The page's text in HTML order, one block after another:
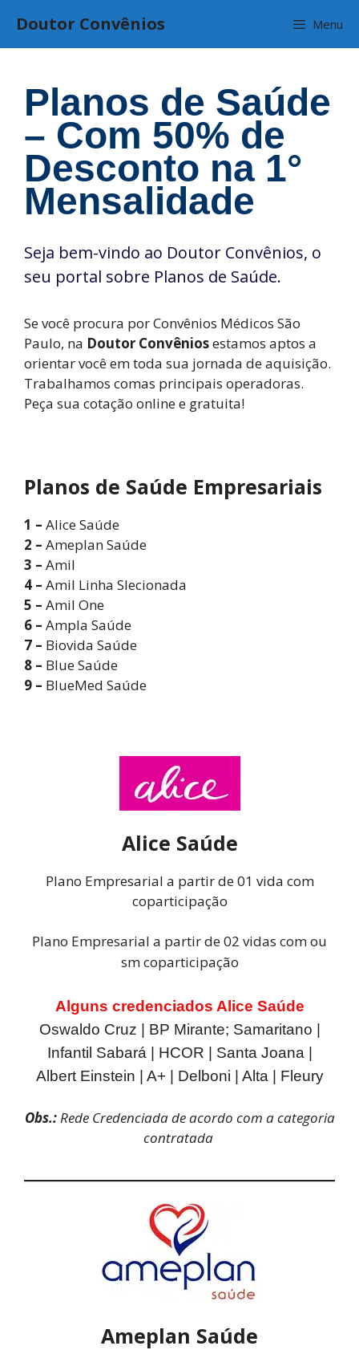
para
o
Doutor Convênios Menu
Planos de Saúde
– Com 50% de
Desconto na 1°
Mensalidade
Seja bem-vindo ao Doutor Convênios, o
seu portal sobre Planos de Saúde.
Se você procura por Convênios Médicos São
Paulo, na Doutor Convêniosestamos aptos a
orientar você em toda sua jornada de aquisição.
Trabalhamos comas principais operadoras.
Peça sua cotação online e gratuita!
Planos de Saúde Empresariais
1 – Alice Saúde
2 – Ameplan Saúde
3 – Amil
4 – Amil Linha Slecionada
5 – Amil One
6 – Ampla Saúde
7 – Biovida Saúde
8 – Blue Saúde
9 – BlueMed Saúde
Alice Saúde
Plano Empresarial a partir de 01 vida com
coparticipação
Plano Empresarial a partir de 02 vidas com ou
sm coparticipação
Alguns credenciados Alice Saúde
Oswaldo Cruz | BP Mirante; Samaritano |
Infantil Sabará | HCOR | Santa Joana |
Albert Einstein | A+ | Delboni | Alta | Fleury
Obs.:Rede Credenciada de acordo com a categoria
contratada
Ameplan Saúde